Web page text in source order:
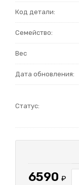
Код детали:
Семейство:
Вес
Дата обновления:
Статус:
6590 ₽